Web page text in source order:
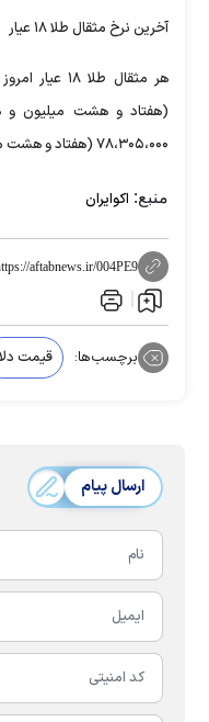
آخرین نرخ مثقال طلا ۱۸ عیار
(هفتاد و هشت میلیون
۷۸،۳۰۵،۰۰۰ (هفتاد و هشت میلیون و سیصد و پنج هزار) تومان رسید.
منبع: اکوایران
aftabnews.ir/004PE9
برچسب‌ها: قیمت
ارسال پیام